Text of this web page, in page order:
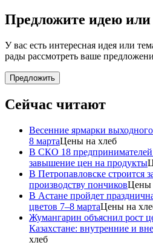
Предложите идею или
У вас есть интересная идея или
рады рассмотреть ваше
Предложить
Сейчас читают
Весенние ярмарки
8 мартаЦены на хлеб
В СКО 18
завышение цен на продукты
В Петропавловске строится
производству пончиковЦены
В Астане пройдет
цветов 7–8 мартаЦены на
Жумангарин объяснил рост
Казахстане: внутренние и
хлеб